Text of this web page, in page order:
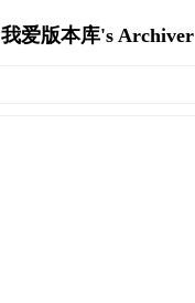
我爱版本库's Archiver